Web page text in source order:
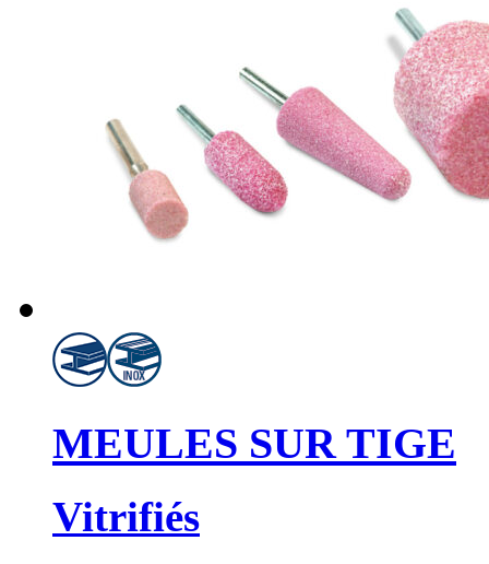
MEULES SUR TIGE
Vitrifiés